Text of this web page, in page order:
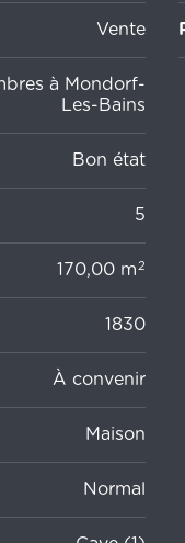
Vente
à Mondorf-
Les-Bains
Bon état
5
170,00 m 2
1830
À convenir
Maison
Normal